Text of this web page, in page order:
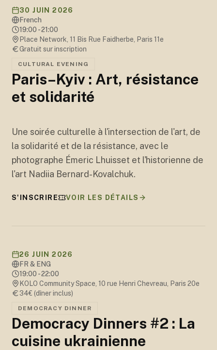
30 JUIN 2026
French
19:00 - 21:00
Place Network, 11 Bis Rue Faidherbe, Paris 11e
Gratuit sur inscription
CULTURAL EVENING
Paris–Kyiv : Art, résistance
et solidarité
Une soirée culturelle à l'intersection de l'art, de
la solidarité et de la résistance, avec le
photographe Émeric Lhuisset et l'historienne de
l'art Nadiia Bernard-Kovalchuk.
S'INSCRIRE VOIR LES DÉTAILS
26 JUIN 2026
FR & ENG
19:00 - 22:00
KOLO Community Space, 10 rue Henri Chevreau, Paris 20e
34€ (dîner inclus)
DEMOCRACY DINNER
Democracy Dinners #2 : La
cuisine ukrainienne